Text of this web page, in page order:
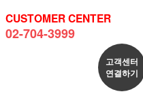
CUSTOMER CENTER
02-704-3999
고객센터
연결하기